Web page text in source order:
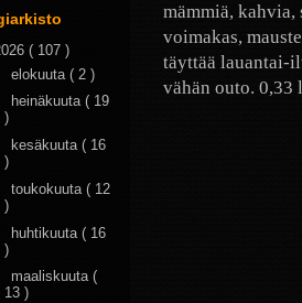
mämmiä,
voimakas,
täyttää lauantai-
vähän outo. 0,33
( 107 )
elokuuta ( 2 )
heinäkuuta ( 19
)
kesäkuuta ( 16
)
toukokuuta ( 12
)
huhtikuuta ( 16
)
maaliskuuta (
13 )